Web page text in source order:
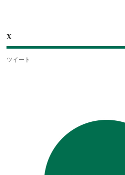
X
ツイート